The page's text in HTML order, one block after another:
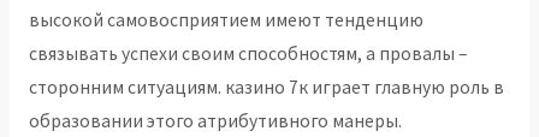
высокой самовосприятием имеют тенденцию
связывать успехи своим способностям, а провалы –
сторонним ситуациям. казино 7к играет главную роль в
образовании этого атрибутивного манеры.